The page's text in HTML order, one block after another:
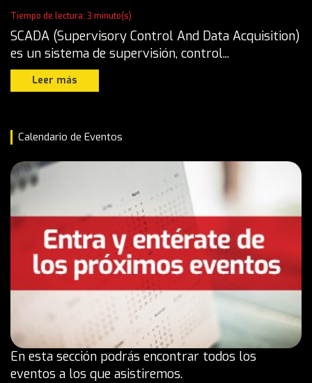
Tiempo de lectura: 3 minuto(s)
SCADA (Supervisory Control And Data Acquisition)
es un sistema de supervisión, control...
Leer más
Calendario de Eventos
En esta sección podrás encontrar todos los
eventos a los que asistiremos.